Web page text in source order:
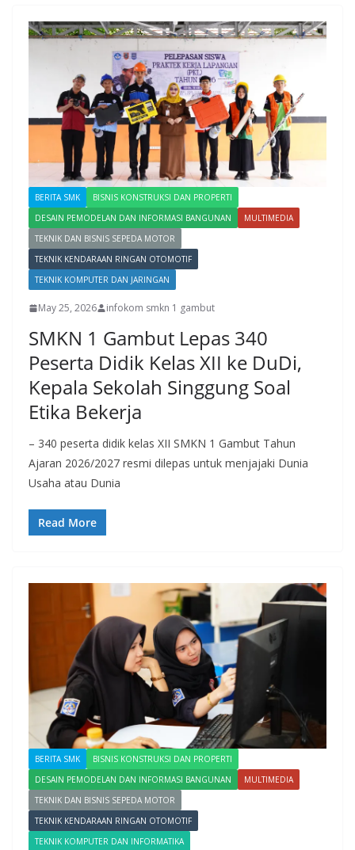
BERITA SMK
BISNIS KONSTRUKSI DAN PROPERTI
DESAIN PEMODELAN DAN INFORMASI BANGUNAN
MULTIMEDIA
TEKNIK DAN BISNIS SEPEDA MOTOR
TEKNIK KENDARAAN RINGAN OTOMOTIF
TEKNIK KOMPUTER DAN JARINGAN
May 25, 2026 infokom smkn 1 gambut
SMKN 1 Gambut Lepas 340
Peserta Didik Kelas XII ke DuDi,
Kepala Sekolah Singgung Soal
Etika Bekerja
– 340 peserta didik kelas XII SMKN 1 Gambut Tahun
Ajaran 2026/2027 resmi dilepas untuk menjajaki Dunia
Usaha atau Dunia
Read More
BERITA SMK
BISNIS KONSTRUKSI DAN PROPERTI
DESAIN PEMODELAN DAN INFORMASI BANGUNAN
MULTIMEDIA
TEKNIK DAN BISNIS SEPEDA MOTOR
TEKNIK KENDARAAN RINGAN OTOMOTIF
TEKNIK KOMPUTER DAN INFORMATIKA